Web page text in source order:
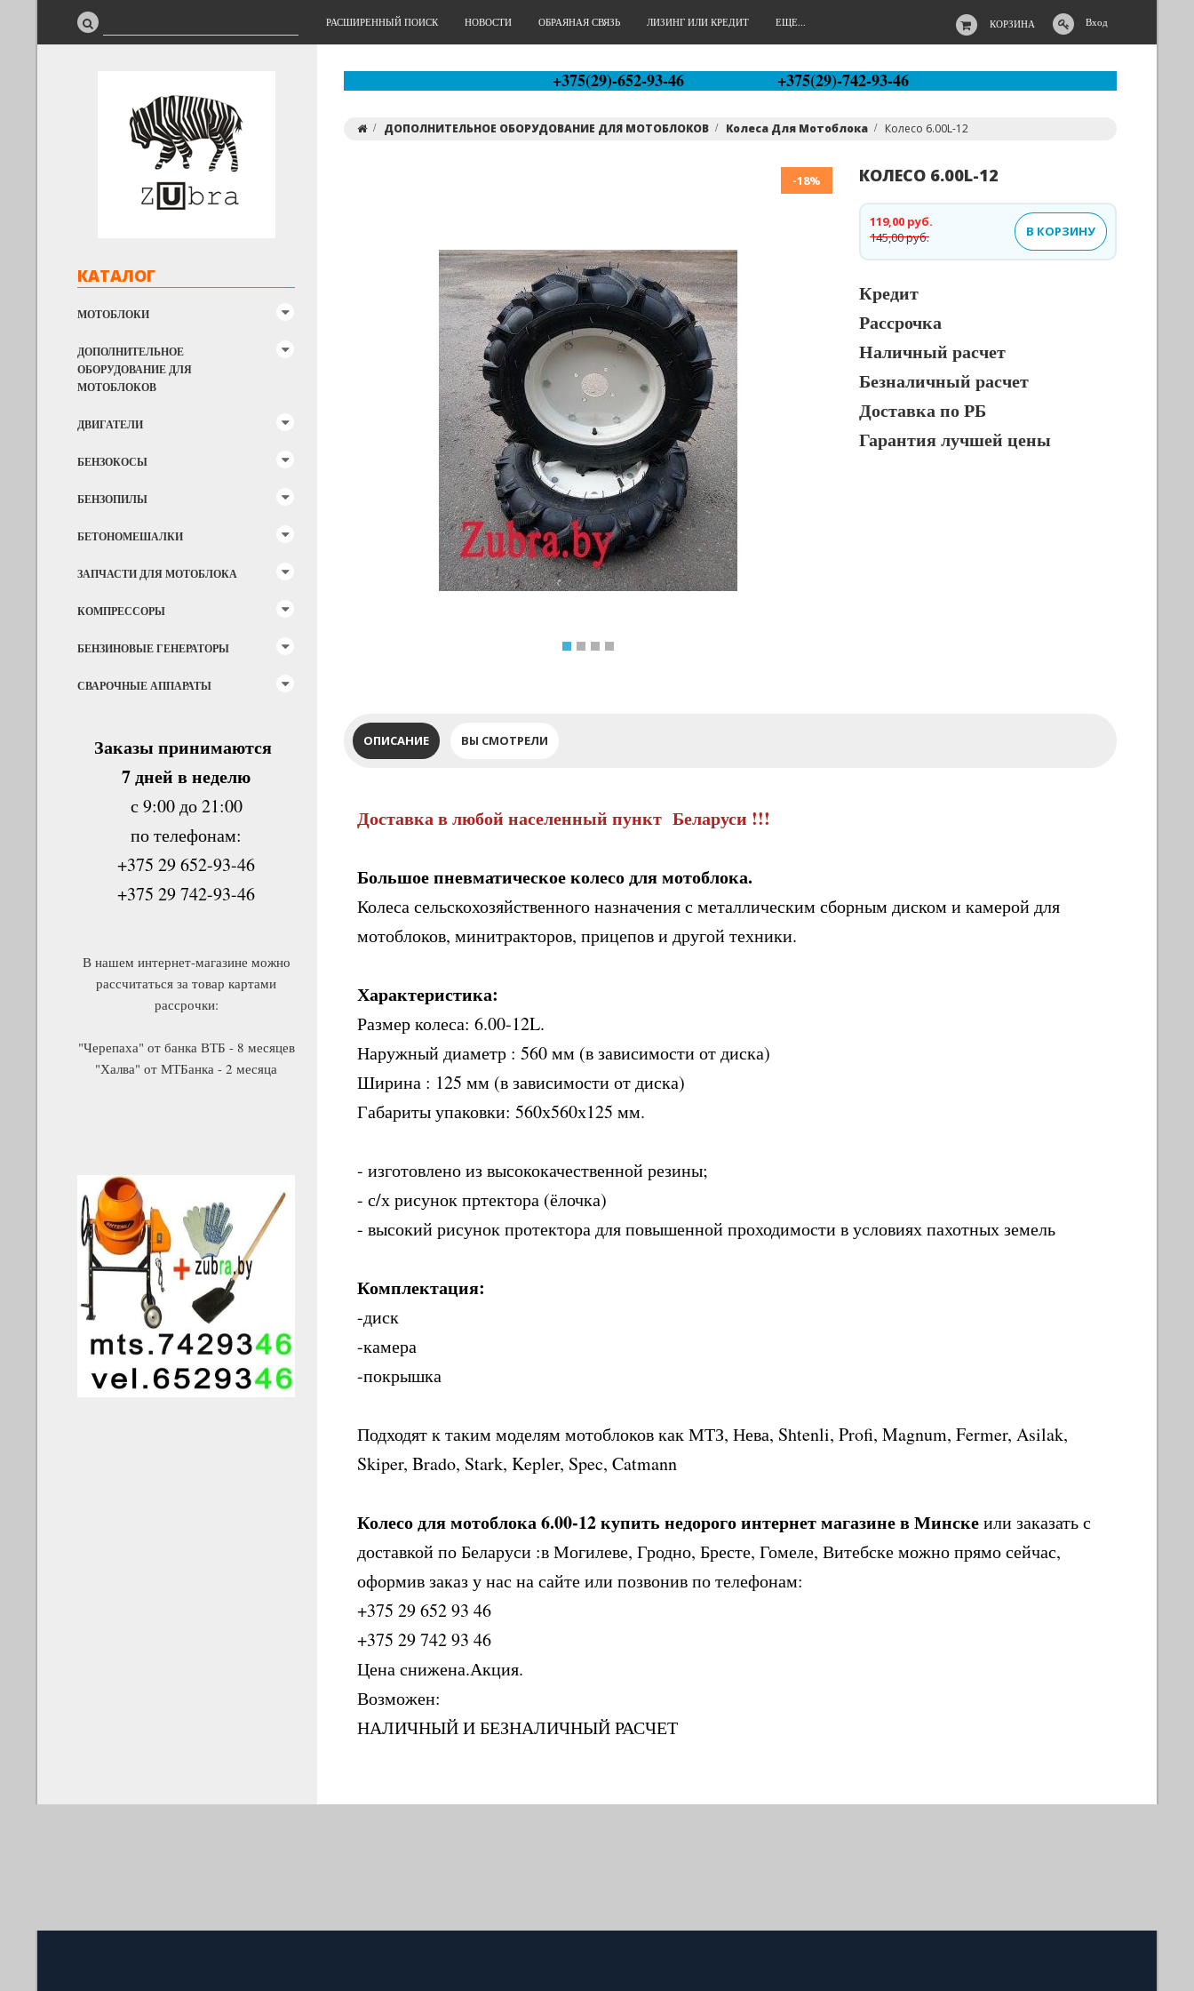
КОРЗИНА Вход
РАСШИРЕННЫЙ ПОИСК НОВОСТИ ОБРАЯНАЯ СВЯЗЬ ЛИЗИНГ ИЛИ КРЕДИТ ЕЩЕ...
КАТАЛОГ
МОТОБЛОКИ
ДОПОЛНИТЕЛЬНОЕ
ОБОРУДОВАНИЕ ДЛЯ
МОТОБЛОКОВ
ДВИГАТЕЛИ
БЕНЗОКОСЫ
БЕНЗОПИЛЫ
БЕТОНОМЕШАЛКИ
ЗАПЧАСТИ ДЛЯ МОТОБЛОКА
КОМПРЕССОРЫ
БЕНЗИНОВЫЕ ГЕНЕРАТОРЫ
СВАРОЧНЫЕ АППАРАТЫ
Заказы принимаются
7 дней в неделю
с 9:00 до 21:00
по телефонам:
+375 29 652-93-46
+375 29 742-93-46
В нашем интернет-магазине можно
рассчитаться за товар картами
рассрочки:
"Черепаха" от банка ВТБ - 8 месяцев
"Халва" от МТБанка - 2 месяца
+375(29)-652-93-46 +375(29)-742-93-46
ДОПОЛНИТЕЛЬНОЕ ОБОРУДОВАНИЕ ДЛЯ МОТОБЛОКОВ Колеса Для Мотоблока Колесо 6.00L-12
-18% КОЛЕСО 6.00L-12
145,00 руб.
119,00 руб.
В КОРЗИНУ
Кредит
Рассрочка
Наличный расчет
Безналичный расчет
Доставка по РБ
Гарантия лучшей цены
ОПИСАНИЕ ВЫ СМОТРЕЛИ
Доставка в любой населенный пункт Беларуси !!!
Большое пневматическое колесо для мотоблока.
Колеса сельскохозяйственного назначения с металлическим сборным диском и камерой для
мотоблоков, минитракторов, прицепов и другой техники.
Характеристика:
Размер колеса: 6.00-12L.
Наружный диаметр : 560 мм (в зависимости от диска)
Ширина : 125 мм (в зависимости от диска)
Габариты упаковки: 560х560х125 мм.
- изготовлено из высококачественной резины;
- с/х рисунок пртектора (ёлочка)
- высокий рисунок протектора для повышенной проходимости в условиях пахотных земель
Комплектация:
-диск
-камера
-покрышка
Подходят к таким моделям мотоблоков как МТЗ, Нева, Shtenli, Profi, Magnum, Fermer, Asilak,
Skiper, Brado, Stark, Kepler, Spec, Catmann
Колесо для мотоблока 6.00-12 купить недорого интернет магазине в Минскеили заказать с
доставкой по Беларуси :в Могилеве, Гродно, Бресте, Гомеле, Витебске можно прямо сейчас,
оформив заказ у нас на сайте или позвонив по телефонам:
+375 29 652 93 46
+375 29 742 93 46
Цена снижена.Акция.
Возможен:
НАЛИЧНЫЙ И БЕЗНАЛИЧНЫЙ РАСЧЕТ